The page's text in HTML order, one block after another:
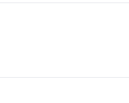
calidad que proporciona una alta